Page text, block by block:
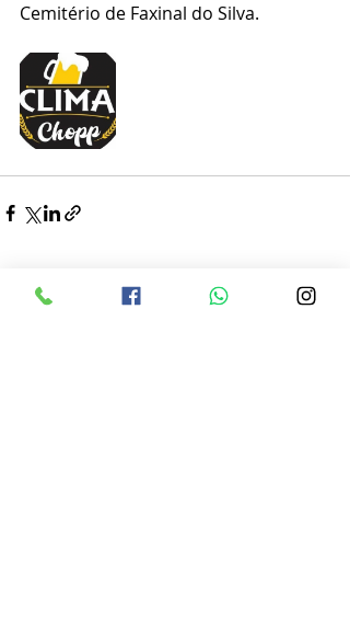
Cemitério de Faxinal do Silva.
Posts recentes Ver tudo